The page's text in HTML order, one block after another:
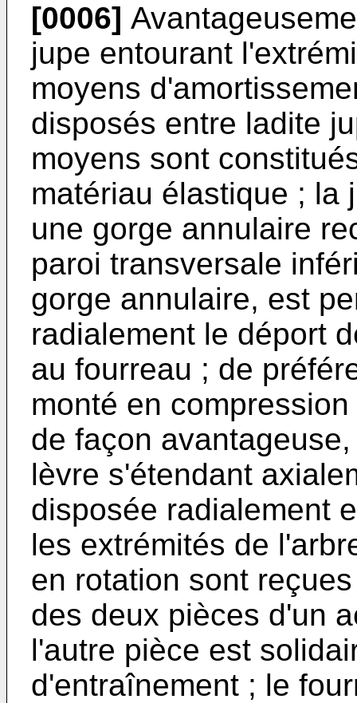
[0006]
jupe entourant
moyens
disposés entre ladite
moyens sont
matériau élastique ; la
une gorge annulaire
paroi transversale
gorge annulaire, est
radialement le déport
au fourreau ; de
monté en
de façon
lèvre s'étendant
disposée radialement
les extrémités de
en rotation sont
des deux pièces d'un
l'autre pièce est
d'entraînement ; le